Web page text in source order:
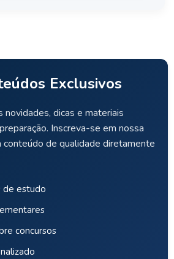
Exclusivos
novidades, dicas e materiais
Inscreva-se em nossa
de qualidade diretamente
de estudo
concursos